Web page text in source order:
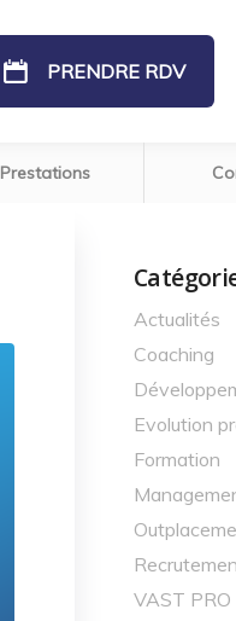
PRENDRE RDV
Prestations
Actualités
Coaching
Evolution
Formation
VAST PRO